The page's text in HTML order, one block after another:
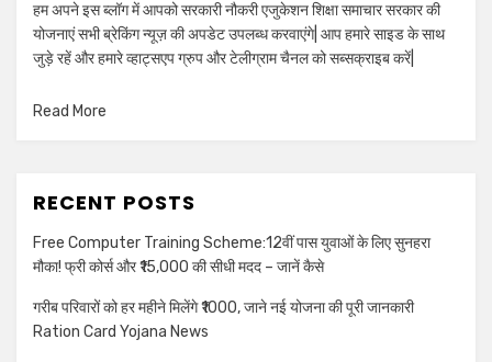
हम अपने इस ब्लॉग में आपको सरकारी नौकरी एजुकेशन शिक्षा समाचार सरकार की
योजनाएं सभी ब्रेकिंग न्यूज़ की अपडेट उपलब्ध करवाएंगे| आप हमारे साइड के साथ
जुड़े रहें और हमारे व्हाट्सएप ग्रुप और टेलीग्राम चैनल को सब्सक्राइब करें|
Read More
RECENT POSTS
Free Computer Training Scheme:12वीं पास युवाओं के लिए सुनहरा
मौका! फ्री कोर्स और ₹15,000 की सीधी मदद – जानें कैसे
गरीब परिवारों को हर महीने मिलेंगे ₹1000, जाने नई योजना की पूरी जानकारी
Ration Card Yojana News